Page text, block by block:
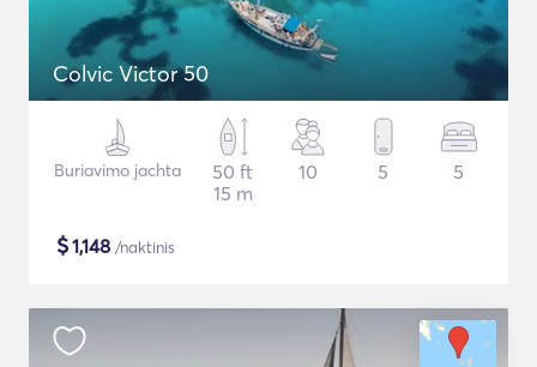
Colvic Victor 50
Buriavimo jachta
50 ft
15 m
10 5 5
$1,148 /naktinis